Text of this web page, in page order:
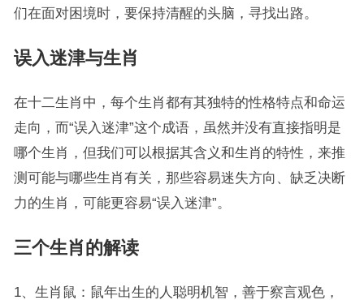
们在面对困境时，要保持清醒的头脑，寻找出路。
误入迷津与生肖
在十二生肖中，每个生肖都有其独特的性格特点和命运
走向，而“误入迷津”这个成语，虽然并没有直接指明是
哪个生肖，但我们可以根据其含义和生肖的特性，来推
测可能与哪些生肖有关，那些容易迷失方向、缺乏决断
力的生肖，可能更容易“误入迷津”。
三个生肖的解读
1、生肖鼠：鼠年出生的人聪明机智，善于察言观色，